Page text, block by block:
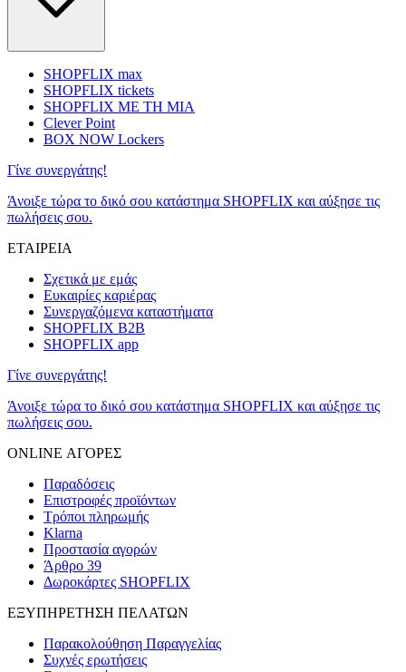
SHOPFLIX max
SHOPFLIX tickets
SHOPFLIX ΜΕ ΤΗ ΜΙΑ
Clever Point
BOX NOW Lockers
Γίνε συνεργάτης!
Άνοιξε τώρα το δικό σου κατάστημα SHOPFLIX και αύξησε τις
πωλήσεις σου.
ΕΤΑΙΡΕΙΑ
Σχετικά με εμάς
Ευκαιρίες καριέρας
Συνεργαζόμενα καταστήματα
SHOPFLIX B2B
SHOPFLIX app
Γίνε συνεργάτης!
Άνοιξε τώρα το δικό σου κατάστημα SHOPFLIX και αύξησε τις
πωλήσεις σου.
ONLINE ΑΓΟΡΕΣ
Παραδόσεις
Επιστροφές προϊόντων
Τρόποι πληρωμής
Klarna
Προστασία αγορών
Άρθρο 39
Δωροκάρτες SHOPFLIX
ΕΞΥΠΗΡΕΤΗΣΗ ΠΕΛΑΤΩΝ
Παρακολούθηση Παραγγελίας
Συχνές ερωτήσεις